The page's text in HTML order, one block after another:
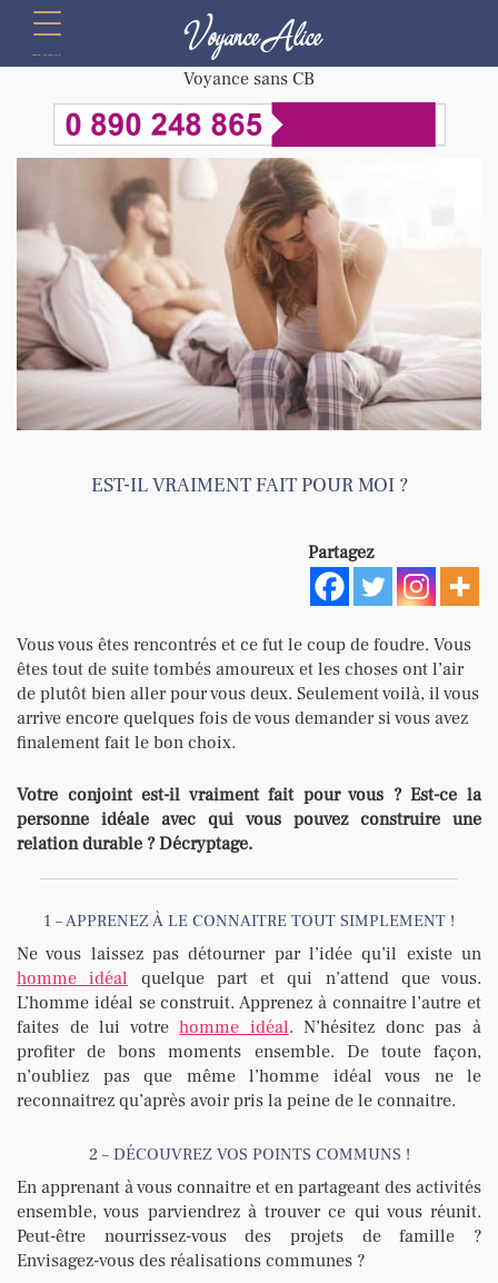
Voyance Alice
Voyance sans CB
EST-IL VRAIMENT FAIT POUR MOI ?
Partagez
Vous vous êtes rencontrés et ce fut le coup de foudre. Vous
êtes tout de suite tombés amoureux et les choses ont l’air
de plutôt bien aller pour vous deux. Seulement voilà, il vous
arrive encore quelques fois de vous demander si vous avez
finalement fait le bon choix.
Votre conjoint est-il vraiment fait pour vous ? Est-ce la
personne idéale avec qui vous pouvez construire une
relation durable ? Décryptage.
1 – APPRENEZ À LE CONNAITRE TOUT SIMPLEMENT !
Ne vous laissez pas détourner par l’idée qu’il existe un
homme idéal quelque part et qui n’attend que vous.
L’homme idéal se construit. Apprenez à connaitre l’autre et
faites de lui votrehomme idéal. N’hésitez donc pas à
profiter de bons moments ensemble. De toute façon,
n’oubliez pas que même l’homme idéal vous ne le
reconnaitrez qu’après avoir pris la peine de le connaitre.
2 – DÉCOUVREZ VOS POINTS COMMUNS !
En apprenant à vous connaitre et en partageant des activités
ensemble, vous parviendrez à trouver ce qui vous réunit.
Peut-être nourrissez-vous des projets de famille ?
Envisagez-vous des réalisations communes ?
menu